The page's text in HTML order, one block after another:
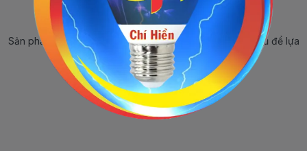
Sản phẩm ngừng bán
Sản phẩm này hiện tại đã ngừng bán. Hãy trở về trang chủ để lựa
chọn sản phẩm khác.
Quay lại trang chủ